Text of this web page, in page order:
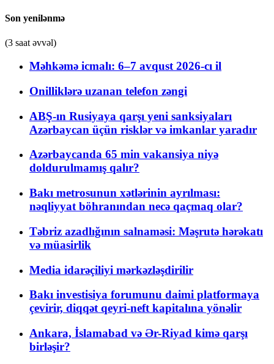
Son yenilənmə
(3 saat əvvəl)
Məhkəmə icmalı: 6–7 avqust 2026-cı il
Onilliklərə uzanan telefon zəngi
ABŞ-ın Rusiyaya qarşı yeni sanksiyaları
Azərbaycan üçün risklər və imkanlar yaradır
Azərbaycanda 65 min vakansiya niyə
doldurulmamış qalır?
Bakı metrosunun xətlərinin ayrılması:
nəqliyyat böhranından necə qaçmaq olar?
Təbriz azadlığının salnaməsi: Məşrutə hərəkatı
və müasirlik
Media idarəçiliyi mərkəzləşdirilir
Bakı investisiya forumunu daimi platformaya
çevirir, diqqət qeyri-neft kapitalına yönəlir
Ankara, İslamabad və Ər-Riyad kimə qarşı
birləşir?